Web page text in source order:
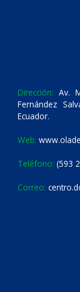
Dirección: Av.
Fernández
Ecuador.
Web:
Teléfono: (593
Correo: